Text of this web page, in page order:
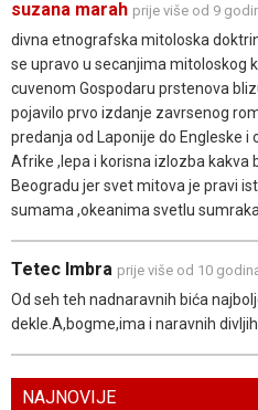
suzana marah prije više od 9
divna etnografska mitoloska
se upravo u secanjima mitoloskog
cuvenom Gospodaru prstenova
pojavilo prvo izdanje zavrsenog
predanja od Laponije do Engleske i
Afrike ,lepa i korisna izlozba kakva
Beogradu jer svet mitova je pravi
sumama ,okeanima svetlu
Tetec Imbra prije više od 10
Od seh teh nadnaravnih bića
dekle.A,bogme,ima i naravnih
NAJNOVIJE